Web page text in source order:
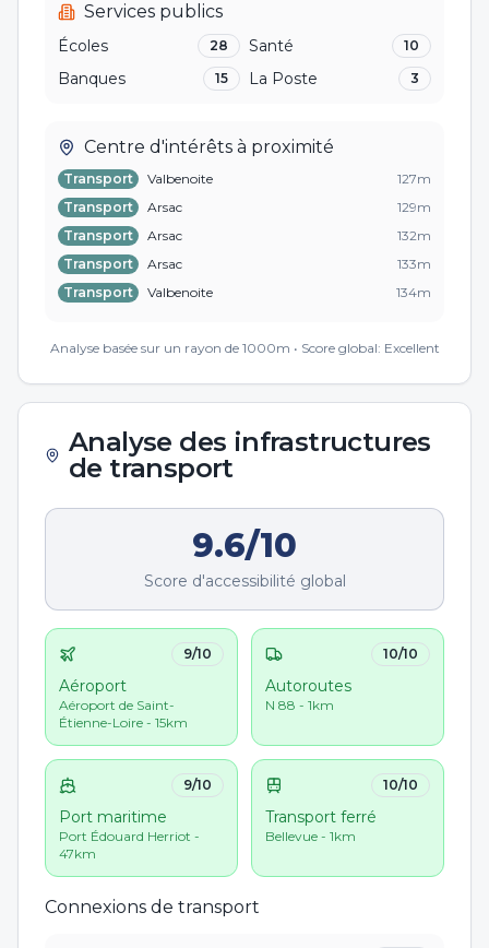
Services publics
Écoles 28 Santé 10
Banques 15 La Poste 3
Centre d'intérêts à proximité
Transport Valbenoite 127m
Transport
Arsac 129m
Transport
Arsac 132m
Transport
Arsac 133m
Transport
Valbenoite 134m
Analyse basée sur un rayon de 1000m • Score global: Excellent
Analyse des infrastructures
de transport
9.6/10
Score d'accessibilité global
9/10
Aéroport
Aéroport de Saint-
Étienne-Loire - 15km
10/10
Autoroutes
N 88 - 1km
9/10
Port maritime
Port Édouard Herriot -
47km
10/10
Transport ferré
Bellevue - 1km
Connexions de transport